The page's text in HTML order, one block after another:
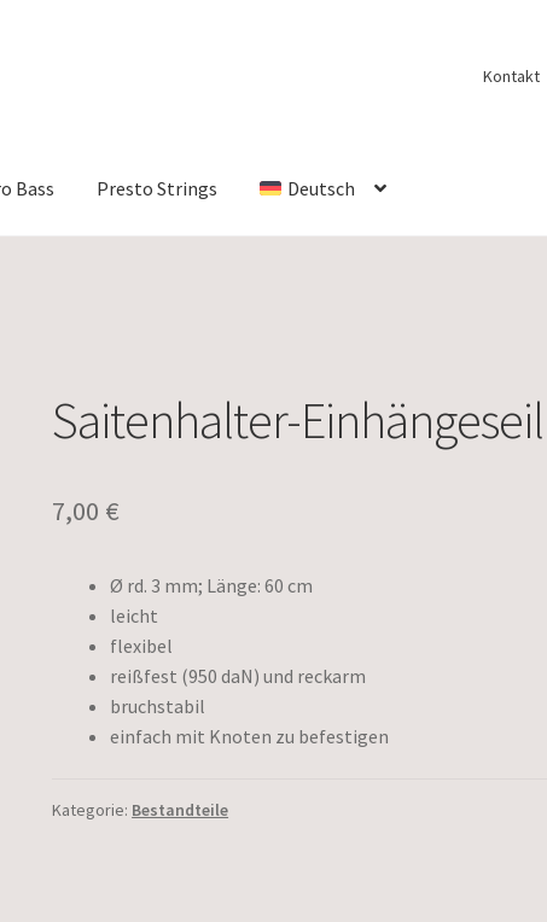
Kontakt
Bass Presto Strings Deutsch
Saitenhalter-Einhängeseil
7,00 €
Ø rd. 3 mm; Länge: 60 cm
leicht
flexibel
reißfest (950 daN) und reckarm
bruchstabil
einfach mit Knoten zu befestigen
Kategorie: Bestandteile